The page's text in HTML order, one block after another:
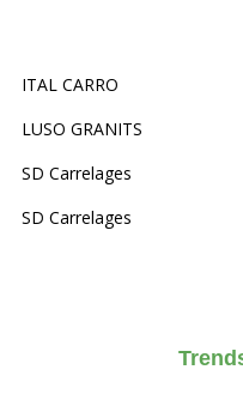
ITAL CARRO
LUSO GRANITS
SD Carrelages
SD Carrelages